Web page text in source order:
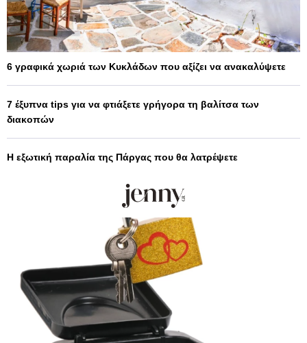
6 γραφικά χωριά των Κυκλάδων που αξίζει να ανακαλύψετε
7 έξυπνα tips για να φτιάξετε γρήγορα τη βαλίτσα των
διακοπών
Η εξωτική παραλία της Πάργας που θα λατρέψετε